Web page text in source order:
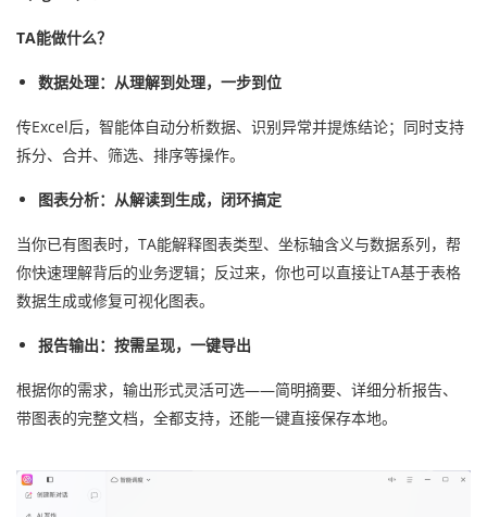
TA能做什么？
数据处理：从理解到处理，一步到位
传Excel后，智能体自动分析数据、识别异常并提炼结论；同时支持
拆分、合并、筛选、排序等操作。
图表分析：从解读到生成，闭环搞定
当你已有图表时，TA能解释图表类型、坐标轴含义与数据系列，帮
你快速理解背后的业务逻辑；反过来，你也可以直接让TA基于表格
数据生成或修复可视化图表。
报告输出：按需呈现，一键导出
根据你的需求，输出形式灵活可选——简明摘要、详细分析报告、
带图表的完整文档，全都支持，还能一键直接保存本地。